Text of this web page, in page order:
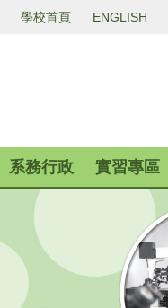
學校首頁 ENGLISH
系務行政 實習專區